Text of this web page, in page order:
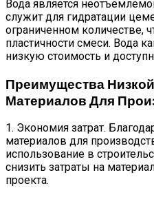
Вода является
служит для гидратации
ограниченном количестве,
пластичности смеси. Вода
низкую стоимость и
Преимущества
Материалов Для
1. Экономия затрат.
материалов для
использование в
снизить затраты на
проекта.